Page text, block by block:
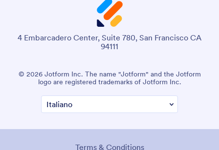
4 Embarcadero Center, Suite 780, San Francisco CA
94111
© 2026 Jotform Inc. The name "Jotform" and the Jotform
logo are registered trademarks of Jotform Inc.
Terms & Conditions